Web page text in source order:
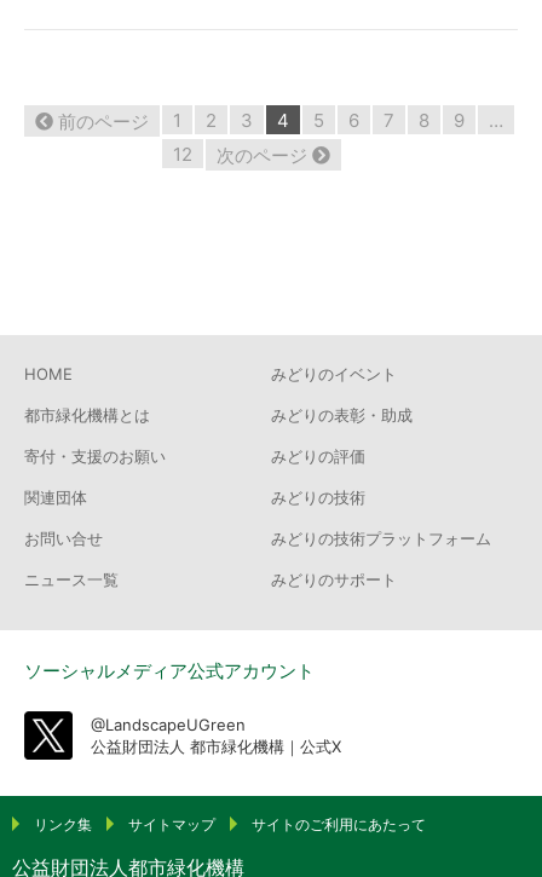
113
件
中
前のページ 1 2 3 4 5 6 7 8 9
…
12
次のページ
HOME
都市緑化機構とは
寄付・支援のお願い
関連団体
お問い合せ
ニュース一覧
みどりのイベント
みどりの表彰・助成
みどりの評価
みどりの技術
みどりの技術プラットフォーム
みどりのサポート
ソーシャルメディア公式アカウント
@LandscapeUGreen
公益財団法人 都市緑化機構｜公式X
リンク集 サイトマップ サイトのご利用にあたって
公益財団法人都市緑化機構